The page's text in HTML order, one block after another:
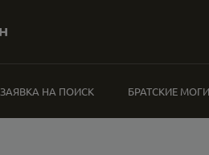
ЗАЯВКА НА ПОИСК БРАТСКИЕ